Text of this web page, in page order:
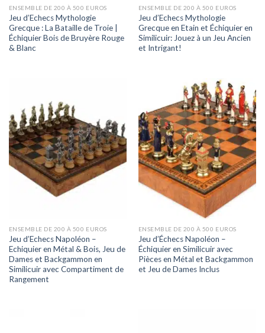
ENSEMBLE DE 200 À 500 EUROS
Jeu d’Echecs Mythologie
Grecque : La Bataille de Troie |
Échiquier Bois de Bruyère Rouge
& Blanc
ENSEMBLE DE 200 À 500 EUROS
Jeu d’Echecs Mythologie
Grecque en Etain et Échiquier en
Similicuir: Jouez à un Jeu Ancien
et Intrigant!
ENSEMBLE DE 200 À 500 EUROS
Jeu d’Echecs Napoléon –
Echiquier en Métal & Bois, Jeu de
Dames et Backgammon en
Similicuir avec Compartiment de
Rangement
ENSEMBLE DE 200 À 500 EUROS
Jeu d’Échecs Napoléon –
Échiquier en Similicuir avec
Pièces en Métal et Backgammon
et Jeu de Dames Inclus